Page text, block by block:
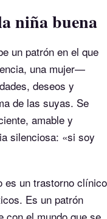
niña buena
un patrón en el que
una mujer—
deseos y
de las suyas. Se
amable y
silenciosa: «si soy
es un trastorno clínico
Es un patrón